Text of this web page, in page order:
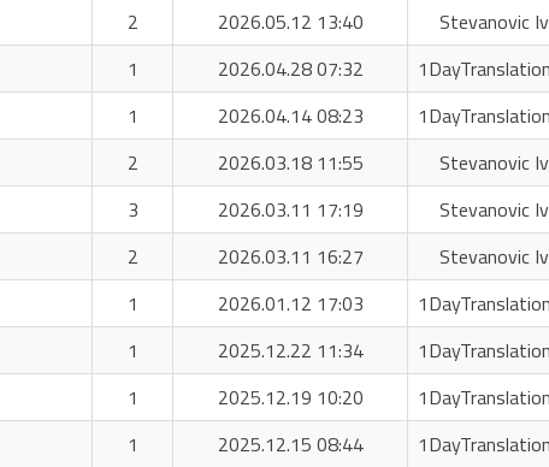
2 2026.05.12 13:40
Stevanovic
1 2026.04.28 07:32
1 2026.04.14 08:23
2 2026.03.18 11:55
Stevanovic
3 2026.03.11 17:19
Stevanovic
2 2026.03.11 16:27
Stevanovic
1 2026.01.12 17:03
1 2025.12.22 11:34
1 2025.12.19 10:20
1 2025.12.15 08:44